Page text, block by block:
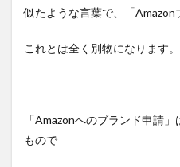
似たような言葉で、「Amazon
これとは全く別物になります。
「Amazonへのブランド申請
もので